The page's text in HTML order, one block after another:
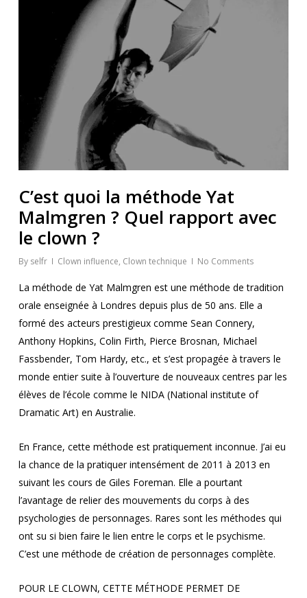
C’est quoi la méthode Yat
Malmgren ? Quel rapport avec
le clown ?
By selfr Clown influence, Clown technique No Comments
La méthode de Yat Malmgren est une méthode de tradition
orale enseignée à Londres depuis plus de 50 ans. Elle a
formé des acteurs prestigieux comme Sean Connery,
Anthony Hopkins, Colin Firth, Pierce Brosnan, Michael
Fassbender, Tom Hardy, etc., et s’est propagée à travers le
monde entier suite à l’ouverture de nouveaux centres par les
élèves de l’école comme le NIDA (National institute of
Dramatic Art) en Australie.
En France, cette méthode est pratiquement inconnue. J’ai eu
la chance de la pratiquer intensément de 2011 à 2013 en
suivant les cours de Giles Foreman. Elle a pourtant
l’avantage de relier des mouvements du corps à des
psychologies de personnages. Rares sont les méthodes qui
ont su si bien faire le lien entre le corps et le psychisme.
C’est une méthode de création de personnages complète.
POUR LE CLOWN, CETTE MÉTHODE PERMET DE